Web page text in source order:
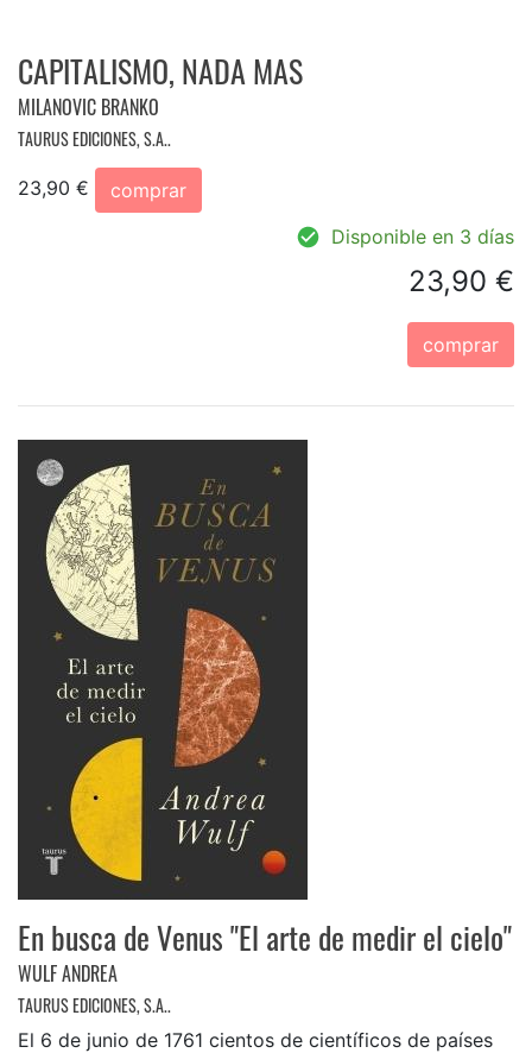
CAPITALISMO, NADA MAS
MILANOVIC BRANKO
TAURUS EDICIONES, S.A..
23,90 €
comprar
Disponible en 3 días
23,90 €
comprar
En busca de Venus "El arte de medir el cielo"
WULF ANDREA
TAURUS EDICIONES, S.A..
El 6 de junio de 1761 cientos de científicos de países